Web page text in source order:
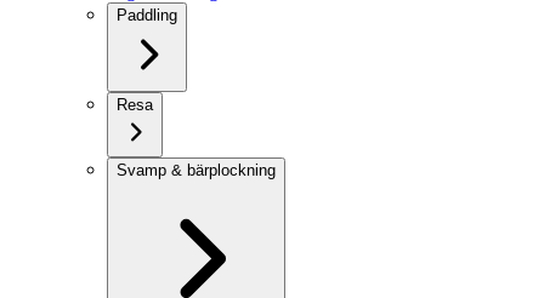
Paddling
Resa
Svamp & bärplockning